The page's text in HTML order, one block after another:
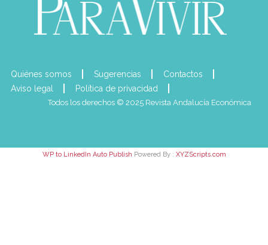
Quiénes somos Sugerencias
Contactos
Aviso legal
Política de privacidad
Todos los derechos © 2025 Revista Andalucía Económica
WP to LinkedIn Auto Publish Powered By : XYZScripts.com